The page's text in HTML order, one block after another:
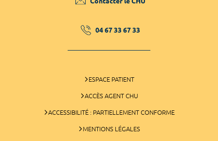
04 67 33 67 33
ESPACE PATIENT
ACCÈS AGENT CHU
ACCESSIBILITÉ : PARTIELLEMENT CONFORME
MENTIONS LÉGALES